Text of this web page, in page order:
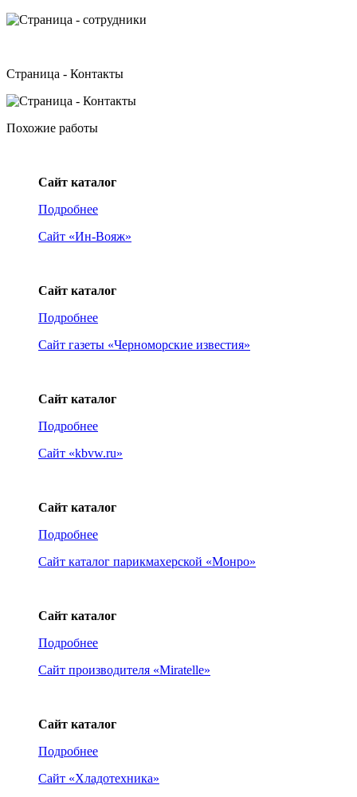
Страница - Контакты
Похожие работы
Сайт каталог
Подробнее
Сайт «Ин-Вояж»
Сайт каталог
Подробнее
Сайт газеты «Черноморские известия»
Сайт каталог
Подробнее
Сайт «kbvw.ru»
Сайт каталог
Подробнее
Сайт каталог парикмахерской «Монро»
Сайт каталог
Подробнее
Сайт производителя «Miratelle»
Сайт каталог
Подробнее
Сайт «Хладотехника»